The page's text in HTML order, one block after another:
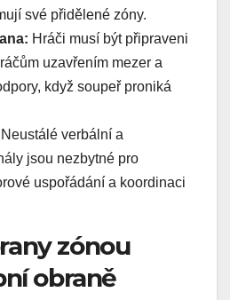
své přidělené zóny.
Hráči musí být připraveni
uzavřením mezer a
když soupeř proniká
Neustálé verbální a
jsou nezbytné pro
uspořádání a koordinaci
zónou
obraně